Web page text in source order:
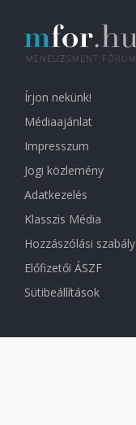
Írjon nekünk!
Médiaajánlat
Impresszum
Jogi közlemény
Adatkezelés
Klasszis Média
Hozzászólási
Előfizetői ÁSZF
Sütibeállítások